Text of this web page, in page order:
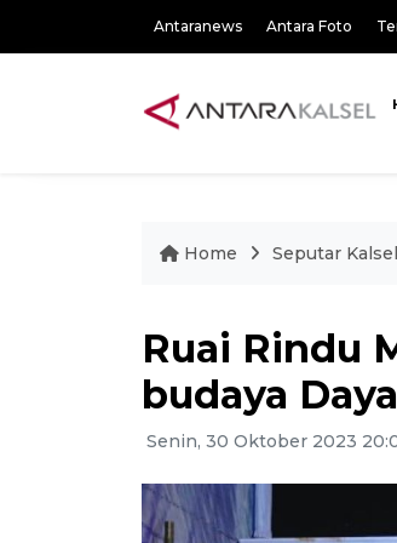
Antaranews Antara Foto
Home Seputar Kalsel
Ruai Rindu
budaya
Senin, 30 Oktober 2023